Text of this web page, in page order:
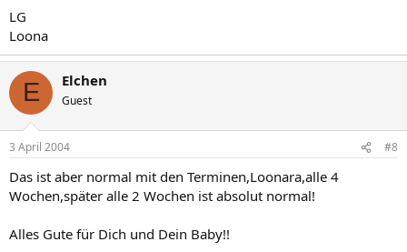
LG
Loona
E Elchen
Guest
3 April 2004 #8
Das ist aber normal mit den Terminen,Loonara,alle 4
Wochen,später alle 2 Wochen ist absolut normal!
Alles Gute für Dich und Dein Baby!!